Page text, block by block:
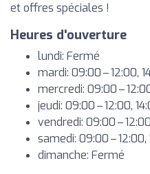
et offres spéciales !
Heures d'ouverture
lundi: Fermé
mardi: 09:00 – 12:00,
mercredi: 09:00 –
jeudi: 09:00 – 12:00,
vendredi: 09:00 –
samedi: 09:00 – 12:00,
dimanche: Fermé